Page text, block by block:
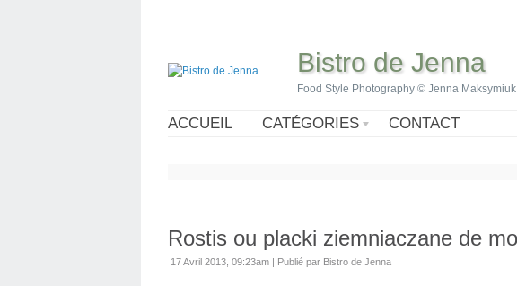
Bistro de Jenna
Food Style Photography © Jenna Maksymiuk
ACCUEIL CATÉGORIES CONTACT
Rostis ou placki ziemniaczane de
17 Avril 2013, 09:23am | Publié par Bistro de Jenna